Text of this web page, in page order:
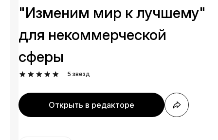
"Изменим мир к лучшему"
для некоммерческой
сферы
5 звезд
Открыть в редакторе